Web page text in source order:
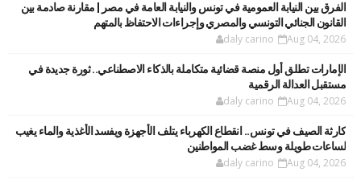
الفرق بين النيابة العمومية في تونس والنيابة العامة في مصر | مقارنة صادمة بين
القانون الجنائي التونسي والمصري وإجراءات الاحتفاظ بالمتهم
daly carino Aug 04, 2026
الإمارات تطلق أول منصة قضائية متكاملة بالذكاء الاصطناعي.. ثورة جديدة في
مستقبل العدالة الرقمية
daly carino Aug 04, 2026
كارثة الصيف في تونس.. انقطاع الكهرباء يتلف الأجهزة ويفسد الأغذية والماء يغيب
لساعات طويلة وسط غضب المواطنين
daly carino Aug 04, 2026